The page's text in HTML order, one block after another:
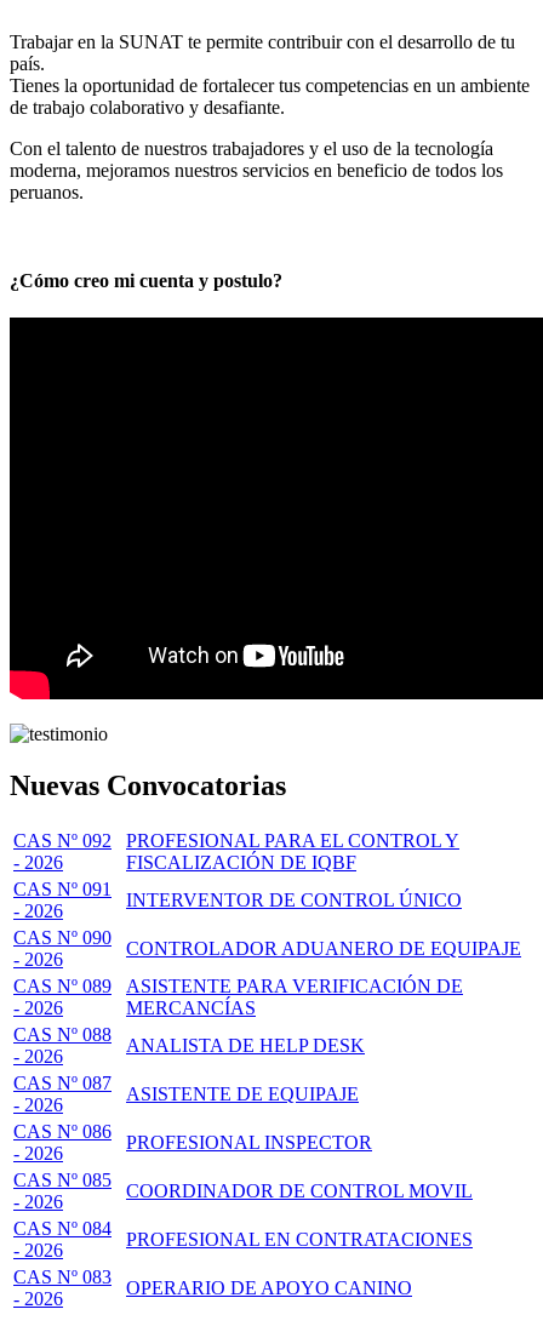
Trabajar en la SUNAT te permite contribuir con el desarrollo de tu
país.
Tienes la oportunidad de fortalecer tus competencias en un ambiente
de trabajo colaborativo y desafiante.
Con el talento de nuestros trabajadores y el uso de la tecnología
moderna, mejoramos nuestros servicios en beneficio de todos los
peruanos.
¿Cómo creo mi cuenta y postulo?
Nuevas Convocatorias
CAS Nº 092
- 2026
PROFESIONAL PARA EL CONTROL Y
FISCALIZACIÓN DE IQBF
CAS Nº 091
- 2026
INTERVENTOR DE CONTROL ÚNICO
CAS Nº 090
- 2026
CONTROLADOR ADUANERO DE EQUIPAJE
CAS Nº 089
- 2026
ASISTENTE PARA VERIFICACIÓN DE
MERCANCÍAS
CAS Nº 088
- 2026
ANALISTA DE HELP DESK
CAS Nº 087
- 2026
ASISTENTE DE EQUIPAJE
CAS Nº 086
- 2026
PROFESIONAL INSPECTOR
CAS Nº 085
- 2026
COORDINADOR DE CONTROL MOVIL
CAS Nº 084
- 2026
PROFESIONAL EN CONTRATACIONES
CAS Nº 083
- 2026
OPERARIO DE APOYO CANINO